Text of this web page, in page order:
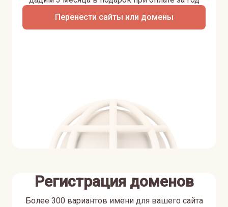
Перенести сайты или домены
Регистрация доменов
Более 300 вариантов имени для вашего сайта